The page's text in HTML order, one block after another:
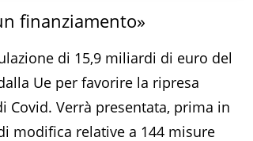
finanziamento»
di 15,9 miliardi di euro del
Ue per favorire la ripresa
Verrà presentata, prima in
modifica relative a 144 misure